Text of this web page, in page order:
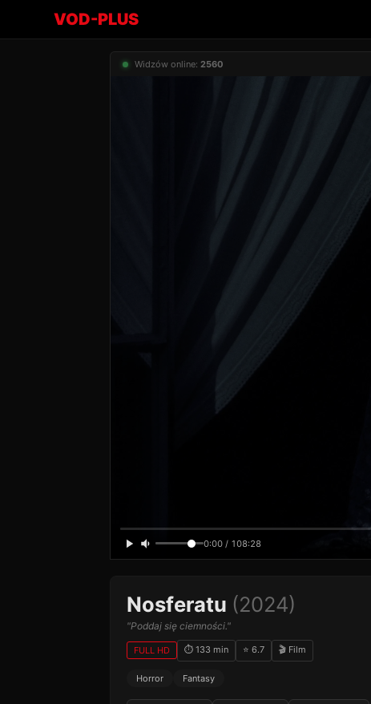
VOD-PLUS
Widzów online: 2560
0:00 / 108:28
Nosferatu (2024)
"Poddaj się ciemności."
FULL HD ⏱ 133 min ⭐ 6.7 🎬 Film
Horror Fantasy